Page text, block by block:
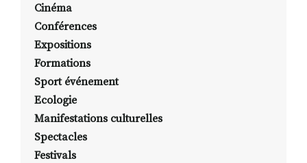
Cinéma
Conférences
Expositions
Formations
Sport événement
Ecologie
Manifestations culturelles
Spectacles
Festivals